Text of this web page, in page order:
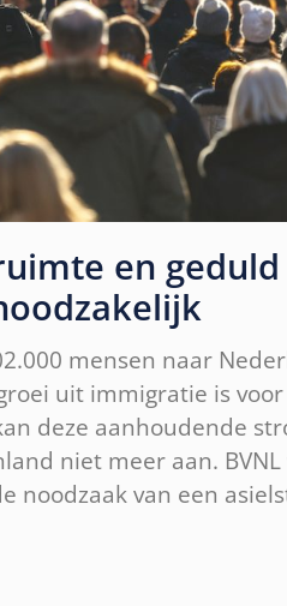
en
mensen naar
uit immigratie is
deze aanhoudende
niet meer aan.
noodzaak van een